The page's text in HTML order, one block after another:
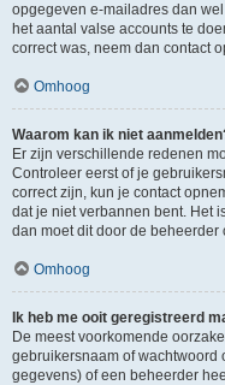
opgegeven e-mailadres dan
het aantal valse accounts te
correct was, neem dan contact
Omhoog
Waarom kan ik niet
Er zijn verschillende redenen
Controleer eerst of je
correct zijn, kun je contact
dat je niet verbannen bent. Het
dan moet dit door de beheerder
Omhoog
Ik heb me ooit geregistreerd
De meest voorkomende
gebruikersnaam of wachtwoord
gegevens) of een beheerder